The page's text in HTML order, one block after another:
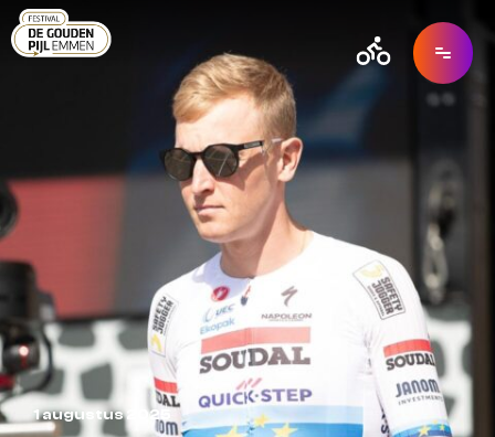
1 augustus 2025